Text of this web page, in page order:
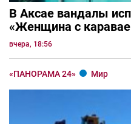
В Аксае вандалы
«Женщина с
вчера, 18:56
«ПАНОРАМА 24» Мир